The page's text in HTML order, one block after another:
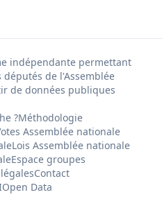
indépendante permettant
de l'Assemblée
de données publiques
?Méthodologie
Assemblée nationale
Lois Assemblée nationale
Espace groupes
Contact
Open Data